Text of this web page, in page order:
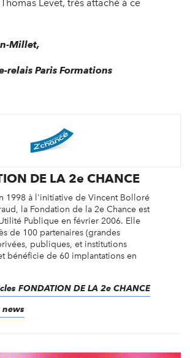
Levet, très attaché à ce
Millet,
relais Paris Formations
DE LA 2e CHANCE
1998 à l'initiative de Vincent Bolloré
la Fondation de la 2e Chance est
Publique en février 2006. Elle
de 100 partenaires (grandes
publiques, et institutions
bénéficie de 60 implantations en
FONDATION DE LA 2e CHANCE
news